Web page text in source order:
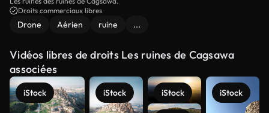
Droits commerciaux libres
Drone Aérien ruine ...
Vidéos libres de droits Les ruines de Cagsawa
associées
iStock iStock iStock iStock